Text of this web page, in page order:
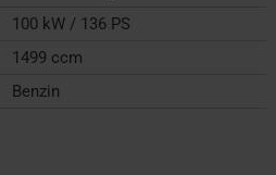
100 kW / 136 PS
1499 ccm
Benzin